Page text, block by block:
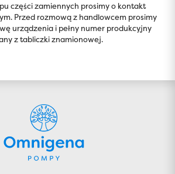
części zamiennych prosimy o kontakt
Przed rozmową z handlowcem prosimy
urządzenia i pełny numer produkcyjny
z tabliczki znamionowej.